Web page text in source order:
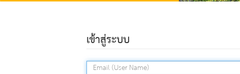
เข้าสู่ระบบ